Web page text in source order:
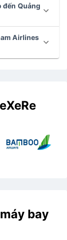
Quảng
Airlines
bay